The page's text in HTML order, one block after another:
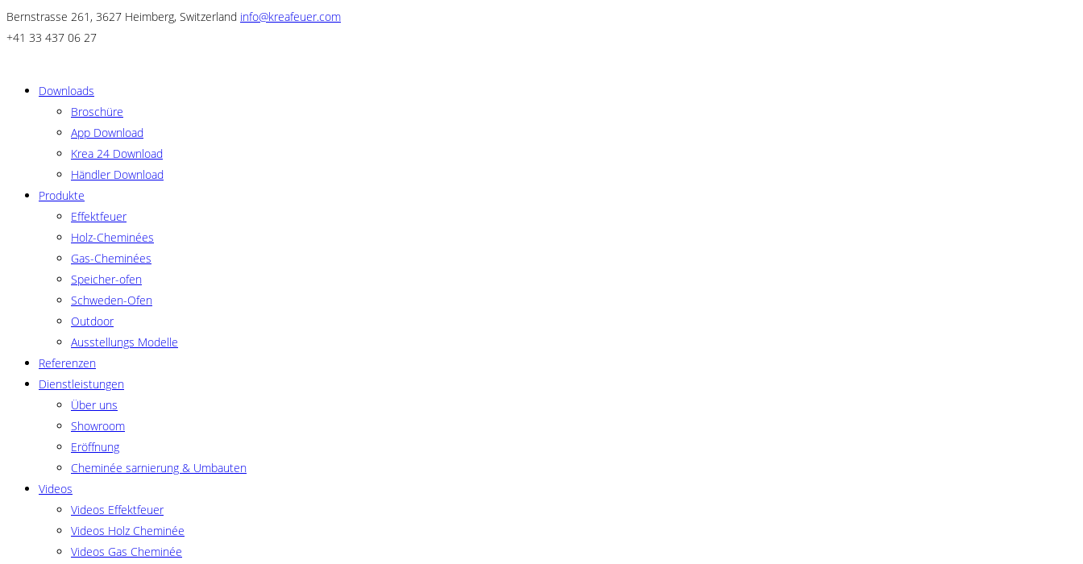
Bernstrasse 261, 3627 Heimberg, Switzerland info@kreafeuer.com
+41 33 437 06 27
Downloads
Broschüre
App Download
Krea 24 Download
Händler Download
Produkte
Effektfeuer
Holz-Cheminées
Gas-Cheminées
Speicher-ofen
Schweden-Ofen
Outdoor
Ausstellungs Modelle
Referenzen
Dienstleistungen
Über uns
Showroom
Eröffnung
Cheminée sarnierung & Umbauten
Videos
Videos Effektfeuer
Videos Holz Cheminée
Videos Gas Cheminée